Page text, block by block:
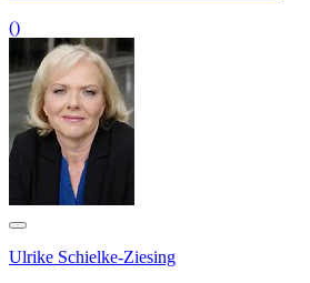
()
Ulrike Schielke-Ziesing